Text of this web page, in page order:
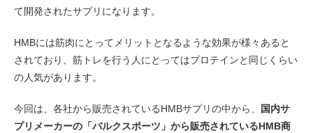
て開発されたサプリになります。
HMBには筋肉にとってメリットとなるような効果が様々あると
されており、筋トレを行う人にとってはプロテインと同じくらい
の人気があります。
今回は、各社から販売されているHMBサプリの中から、
国内サ
プリメーカーの「バルクスポーツ」から販売されているHMB商